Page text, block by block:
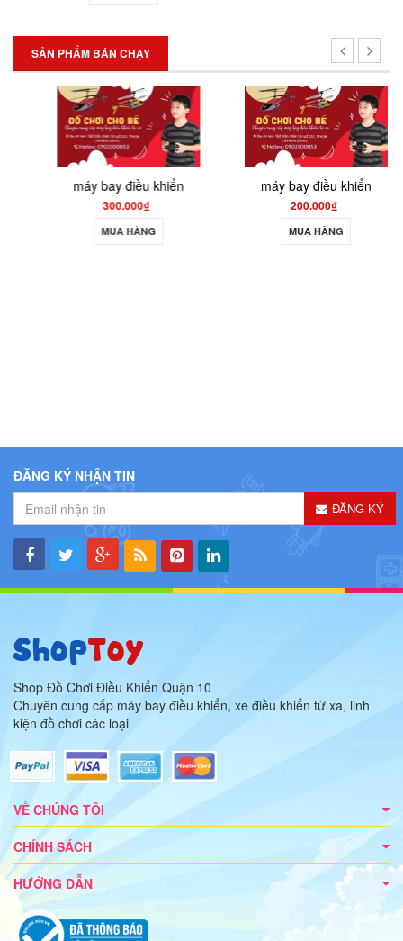
SẢN PHẨM BÁN CHẠY
máy bay điều khiển
300.000₫
MUA HÀNG
máy bay điều khiển
200.000₫
MUA HÀNG
ĐĂNG KÝ NHẬN TIN
ĐĂNG KÝ
Shop Đồ Chơi Điều Khiển Quận 10
Chuyên cung cấp máy bay điều khiển, xe điều khiển từ xa, linh
kiện đồ chơi các loại
VỀ CHÚNG TÔI
CHÍNH SÁCH
HƯỚNG DẪN